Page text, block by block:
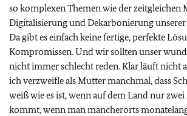
so komplexen Themen wie der zeitgleichen
Digitalisierung und Dekarbonierung
Da gibt es einfach keine fertige, perfekte
Kompromissen. Und wir sollten unser
nicht immer schlecht reden. Klar läuft nicht
ich verzweifle als Mutter manchmal, dass
weiß wie es ist, wenn auf dem Land nur zwei
kommt, wenn man mancherorts